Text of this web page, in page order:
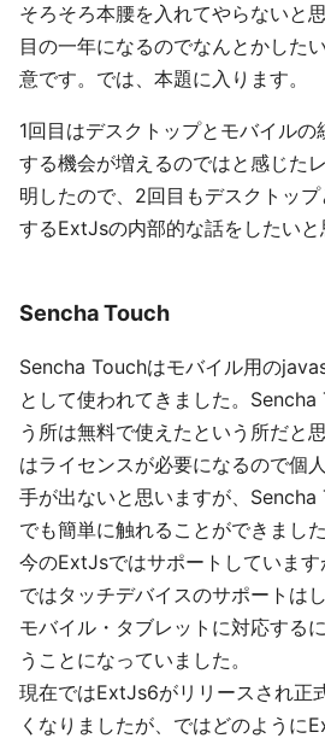
そろそろ本腰を入れてやらないと
目の一年になるのでなんとかした
意です。では、本題に入ります。
1回目はデスクトップとモバイル
する機会が増えるのではと感じた
明したので、2回目もデスクトッ
するExtJsの内部的な話をしたいと
Sencha Touch
Sencha Touchはモバイル用の
として使われてきました。
う所は無料で使えたという所だと
はライセンスが必要になるので個
手が出ないと思いますが、
でも簡単に触れることができました
今のExtJsではサポートしていま
ではタッチデバイスのサポートは
モバイル・タブレットに対応する
うことになっていました。
現在ではExtJs6がリリースされ正
くなりましたが、ではどのように